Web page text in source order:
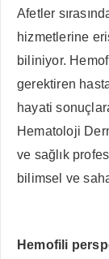
Afetler
hizmetlerine
biliniyor.
gerektiren
hayati
Hematoloji
ve sağlık
bilimsel ve
Hemofili